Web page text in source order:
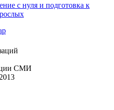
с нуля и подготовка к
СМИ